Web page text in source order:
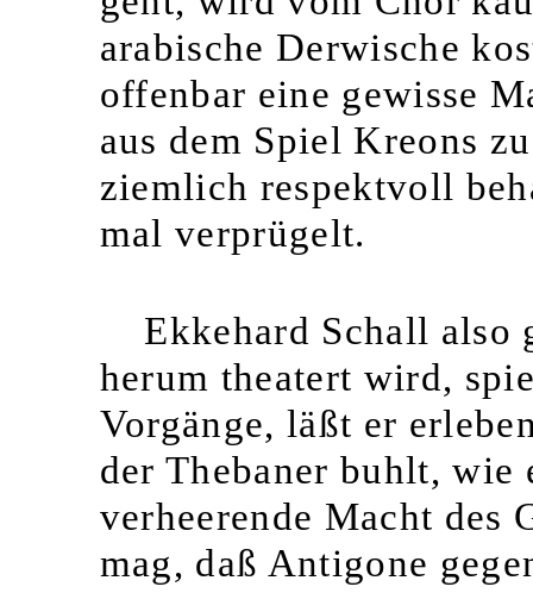
arabische Derwische
offenbar eine gewisse
aus dem Spiel Kreons
ziemlich respektvoll
mal verprügelt.
Ekkehard Schall also
herum theatert wird,
Vorgänge, läßt er
der Thebaner buhlt, wie
verheerende Macht des
mag, daß Antigone